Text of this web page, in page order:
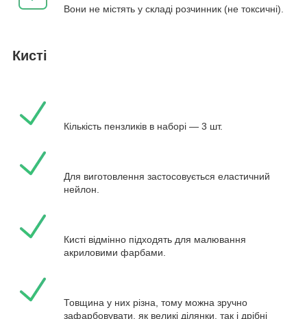
Вони не містять у складі розчинник (не токсичні).
Кисті
Кількість пензликів в наборі — 3 шт.
Для виготовлення застосовується еластичний
нейлон.
Кисті відмінно підходять для малювання
акриловими фарбами.
Товщина у них різна, тому можна зручно
зафарбовувати, як великі ділянки, так і дрібні